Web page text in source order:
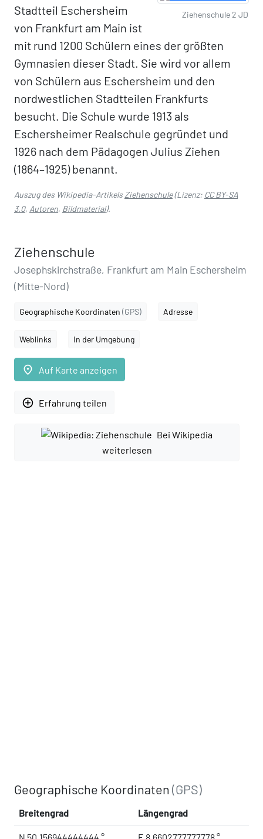
Ziehenschule 2 JD
Stadtteil Eschersheim
von Frankfurt am Main ist
mit rund 1200 Schülern eines der größten
Gymnasien dieser Stadt. Sie wird vor allem
von Schülern aus Eschersheim und den
nordwestlichen Stadtteilen Frankfurts
besucht. Die Schule wurde 1913 als
Eschersheimer Realschule gegründet und
1926 nach dem Pädagogen Julius Ziehen
(1864–1925) benannt.
Auszug des Wikipedia-ArtikelsZiehenschule(Lizenz: CC BY-SA
3.0, Autoren, Bildmaterial).
Ziehenschule
Josephskirchstraße, Frankfurt am Main Eschersheim
(Mitte-Nord)
Geographische Koordinaten (GPS) Adresse
Weblinks In der Umgebung
place Auf Karte anzeigen
add_circle_outline Erfahrung teilen
Bei Wikipedia
weiterlesen
Geographische Koordinaten(GPS)
Breitengrad Längengrad